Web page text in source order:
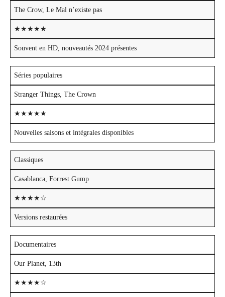
The Crow, Le Mal n’existe pas
★★★★★
Souvent en HD, nouveautés 2024 présentes
Séries populaires
Stranger Things, The Crown
★★★★★
Nouvelles saisons et intégrales disponibles
Classiques
Casablanca, Forrest Gump
★★★★☆
Versions restaurées
Documentaires
Our Planet, 13th
★★★★☆